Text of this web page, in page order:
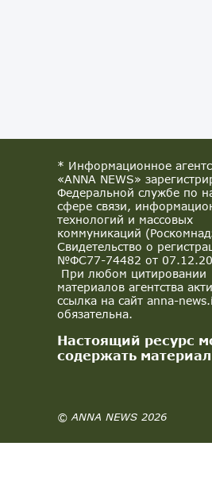
* Информационное
«ANNA NEWS»
Федеральной службе по
сфере связи,
технологий и массовых
коммуникаций
Свидетельство о
№ФС77-74482 от
При любом цитировании
материалов агентства
ссылка на сайт anna-
обязательна.
Настоящий ресурс
содержать
© ANNA NEWS 2026